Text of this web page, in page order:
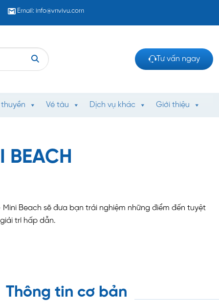
Email: info@vnvivu.com
Tư vấn ngay
thuyền Vé tàu Dịch vụ khác Giới thiệu
BEACH
Beach sẽ đưa bạn trải nghiệm những điểm đến tuyệt
trí hấp dẫn.
Thông tin cơ bản